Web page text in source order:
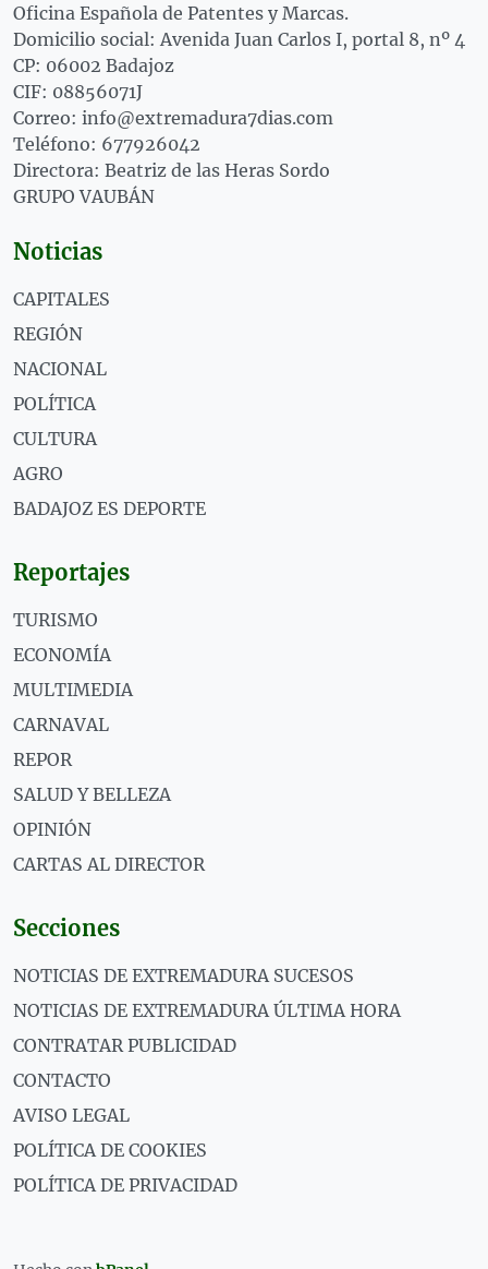
Oficina Española de Patentes y Marcas.
Domicilio social: Avenida Juan Carlos I, portal 8, nº 4
CP: 06002 Badajoz
CIF: 08856071J
Correo: info@extremadura7dias.com
Teléfono: 677926042
Directora: Beatriz de las Heras Sordo
GRUPO VAUBÁN
Noticias
CAPITALES
REGIÓN
NACIONAL
POLÍTICA
CULTURA
AGRO
BADAJOZ ES DEPORTE
Reportajes
TURISMO
ECONOMÍA
MULTIMEDIA
CARNAVAL
REPOR
SALUD Y BELLEZA
OPINIÓN
CARTAS AL DIRECTOR
Secciones
NOTICIAS DE EXTREMADURA SUCESOS
NOTICIAS DE EXTREMADURA ÚLTIMA HORA
CONTRATAR PUBLICIDAD
CONTACTO
AVISO LEGAL
POLÍTICA DE COOKIES
POLÍTICA DE PRIVACIDAD